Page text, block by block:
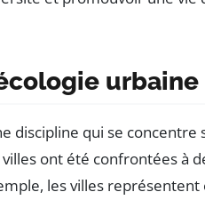
discipline qui se
ont été confrontées à
les villes